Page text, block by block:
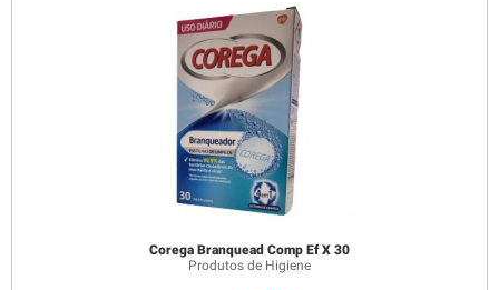
Corega Branquead Comp Ef X 30
Produtos de Higiene